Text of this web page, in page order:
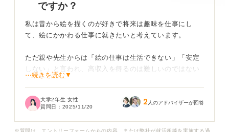
ですか？
私は昔から絵を描くのが好きで将来は趣味を仕事にし
て、絵にかかわる仕事に就きたいと考えています。
ただ親や先生からは「絵の仕事は生活できない」「安定
しない」と言われ、高収入を得るのは難しいのではない
かと不安です。
絵やデザインのスキルを活かせて、稼げる仕事にはどん
⋯続きを読む▼
大学2年生 女性
質問日： 2025/11/20 2 人のアドバイザーが回答
※質問は、エントリーフォームからの内容、または弊社が就活相談を実施する過